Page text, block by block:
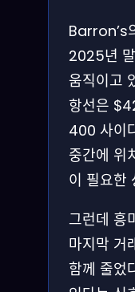
Barron’s
2025년
움직이고
항선은
400 사이
중간에 위
이 필요한
그런데 흥
마지막 거
함께 줄었